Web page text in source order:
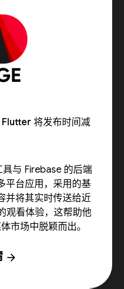
将发布时间减
与 Firebase 的后端
平台应用，采用的基
并将其实时传送给近
观看体验，这帮助他
市场中脱颖而出。
arrow_forward